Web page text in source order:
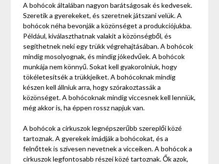
A bohócok általában nagyon barátságosak és kedvesek.
Szeretik a gyerekeket, és szeretnek játszani velük. A
bohócok néha bevonják a közönséget a produkciójukba.
Például, kiválaszthatnak valakit a közönségből, és
segíthetnek neki egy trükk végrehajtásában. A bohócok
mindig mosolyognak, és mindig jókedvűek. A bohócok
munkája nem könnyű. Sokat kell gyakorolniuk, hogy
tökéletesítsék a trükkjeiket. A bohócoknak mindig
készen kell állniuk arra, hogy szórakoztassák a
közönséget. A bohócoknak mindig viccesnek kell lenniük,
még akkor is, ha éppen rossz napjuk van.
A bohócok a cirkuszok legnépszerűbb szereplői közé
tartoznak. A gyerekek imádják a bohócokat, és a
felnőttek is szívesen nevetnek a vicceiken. A bohócok a
cirkuszok legfontosabb részei közé tartoznak. Ők azok,